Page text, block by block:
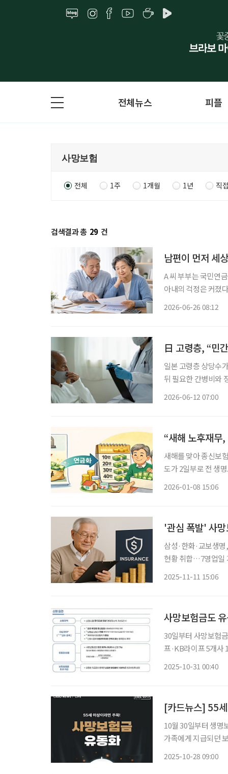
전체뉴스 피플
전체 1주 1개월 1년 직
검색결과 총 29 건
남편이 먼저 세
A 씨 부부는 국민연
아내의 걱정은 커졌다. “혹시 남편이 먼저 세상을 떠나면 앞으로 생활비는 어떻게 하
2026-06-26 08:12
日 고령층, “민
일본 고령층 상당수
뒤 필요한 간병비와
2026-06-12 07:00
“새해 노후재무
새해를 맞아 종신보
도가 2일부로 전 생
2026-01-08 15:06
'관심 폭발' 사
삼성·한화·교보생
현황 취합…7영업일 기
2025-11-11 15:06
30일부터 사망보험
프·KB라이프 5개사 1차 특약 출시 노후가 안심되는
2025-10-31 00:40
[카드뉴스] 55세
10월 30일부터 생명
가족에게 지급되던
2025-10-28 09:00